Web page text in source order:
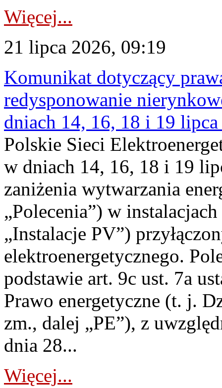
Więcej...
21 lipca 2026, 09:19
Komunikat dotyczący
redysponowanie
dniach 14, 16, 18 i 19
Polskie Sieci
w dniach 14, 16, 18 i 19
zaniżenia wytwarzania
„Polecenia”) w
„Instalacje PV”)
elektroenergetycznego.
podstawie art. 9c ust. 7a
Prawo energetyczne (t. j.
zm., dalej „PE”), z
dnia 28...
Więcej...